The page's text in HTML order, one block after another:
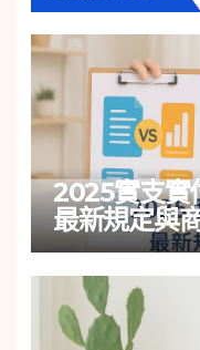
2025實支實
最新規定與